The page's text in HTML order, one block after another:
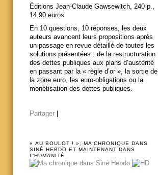
Éditions Jean-Claude Gawsewitch, 240 p.,
14,90 euros
En 10 questions, 10 réponses, les deux
auteurs avancent leurs propositions après
un passage en revue détaillé de toutes les
solutions présentées : de la restructuration
des dettes publiques aux plans d’austérité
en passant par la « règle d’or », la sortie de
la zone euro, les euro-obligations ou la
monétisation des dettes publiques.
Partager
« AU BOULOT ! », MA CHRONIQUE DANS
SINÉ HEBDO ET MAINTENANT DANS
L’HUMANITÉ